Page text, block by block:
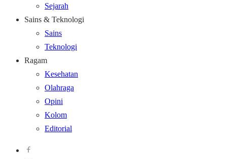
Sejarah
Sains & Teknologi
Sains
Teknologi
Ragam
Kesehatan
Olahraga
Opini
Kolom
Editorial